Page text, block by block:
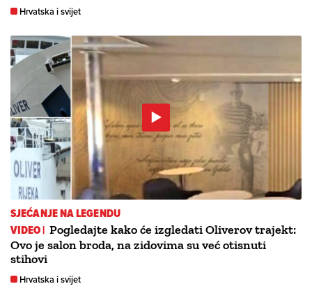
Hrvatska i svijet
SJEĆANJE NA LEGENDU
VIDEO | Pogledajte kako će izgledati Oliverov trajekt:
Ovo je salon broda, na zidovima su već otisnuti
stihovi
Hrvatska i svijet